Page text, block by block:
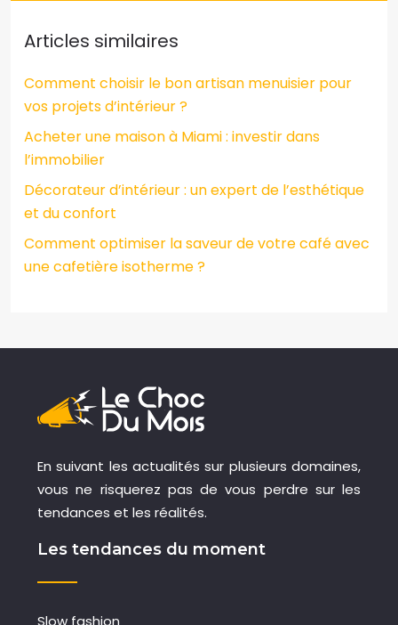
Articles similaires
Comment choisir le bon artisan menuisier pour
vos projets d’intérieur ?
Acheter une maison à Miami : investir dans
l’immobilier
Décorateur d’intérieur : un expert de l’esthétique
et du confort
Comment optimiser la saveur de votre café avec
une cafetière isotherme ?
En suivant les actualités sur plusieurs domaines,
vous ne risquerez pas de vous perdre sur les
tendances et les réalités.
Les tendances du moment
Slow fashion